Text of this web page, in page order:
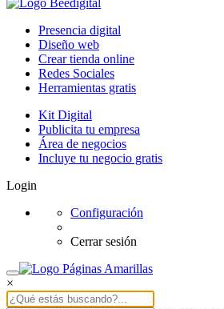
Presencia digital
Diseño web
Crear tienda online
Redes Sociales
Herramientas gratis
Kit Digital
Publicita tu empresa
Área de negocios
Incluye tu negocio gratis
Login
Configuración
Cerrar sesión
×